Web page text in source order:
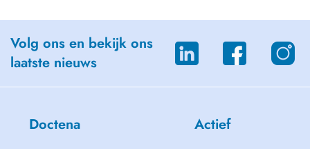
Volg ons en bekijk ons
laatste nieuws
Doctena Actief